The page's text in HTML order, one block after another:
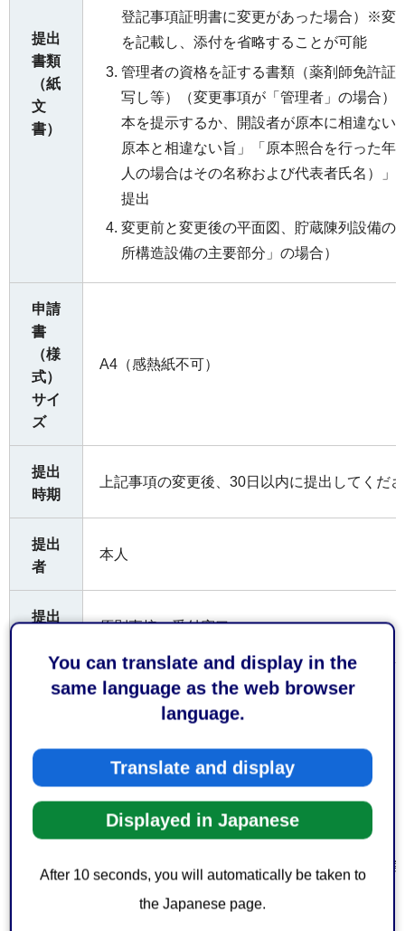
You can translate and display in the
same language as the web browser
language.
Translate and display
Displayed in Japanese
After 10 seconds, you will automatically be taken to
the Japanese page.
提出
書類
（紙
文
書）
登記事項証明書に変更があった場合）※変
を記載し、添付を省略することが可能
管理者の資格を証する書類（薬剤師免許証
写し等）（変更事項が「管理者」の場合
本を提示するか、開設者が原本に相違ない
原本と相違ない旨」「原本照合を行った年
人の場合はその名称および代表者氏名）」
提出
変更前と変更後の平面図、貯蔵陳列設備の
所構造設備の主要部分」の場合）
申請
書
（様
式）
サイ
ズ
A4（感熱紙不可）
提出
時期
上記事項の変更後、30日以内に提出してくだ
提出
者
本人
提出
原則直接、受付窓口へ
受付
○受付窓口
静岡市葵区城東町24番1号（城東保健福祉エリ
静岡市保健所生活衛生課医療安全対策係
◆清水区の施設について
静岡市清水区旭町6番8号（静岡市役所清水庁